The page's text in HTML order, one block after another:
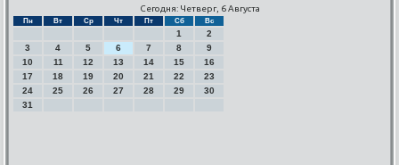
Сегодня: Четверг, 6 Августа
Пн Вт Ср Чт Пт Сб Вс
1
2
3
4 5 6 7 8
9
10
11 12 13 14 15
16
17
18 19 20 21 22
23
24
25 26 27 28 29
30
31